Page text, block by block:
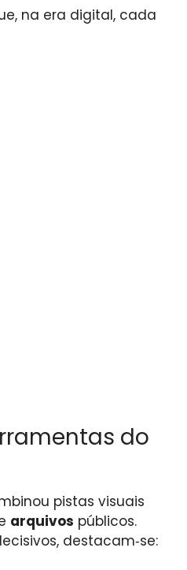
na era digital, cada
do
pistas visuais
arquivos públicos.
destacam‑se: